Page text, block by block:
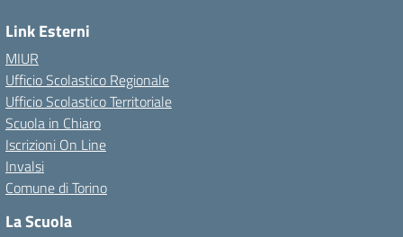
Link Esterni
MIUR
Ufficio Scolastico Regionale
Ufficio Scolastico Territoriale
Scuola in Chiaro
Iscrizioni On Line
Invalsi
Comune di Torino
La Scuola